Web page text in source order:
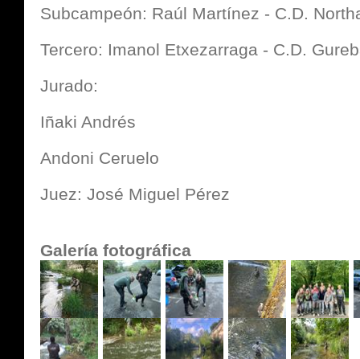
Subcampeón: Raúl Martínez - C.D.
Tercero: Imanol Etxezarraga - C.D.
Jurado:
Iñaki Andrés
Andoni Ceruelo
Juez: José Miguel Pérez
Galería fotográfica